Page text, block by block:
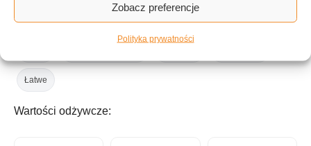
Zobacz preferencje
Polityka prywatności
Łatwe
Wartości odżywcze: